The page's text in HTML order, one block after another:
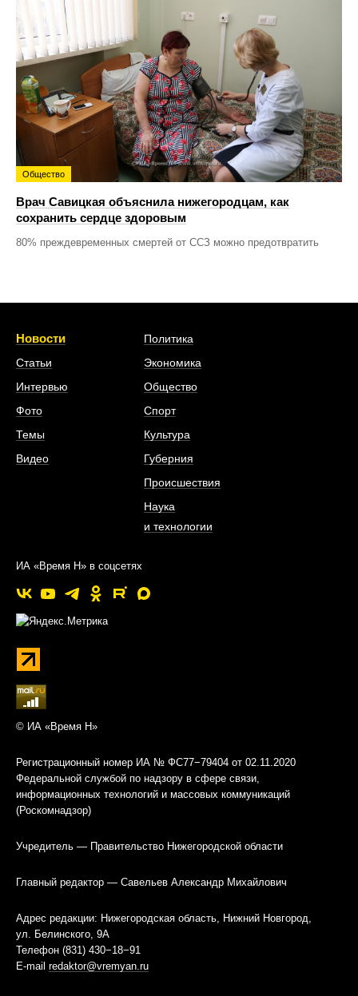
Общество
Врач Савицкая объяснила нижегородцам, как
сохранить сердце здоровым
80% преждевременных смертей от ССЗ можно предотвратить
Новости
Статьи
Интервью
Фото
Темы
Видео
Политика
Экономика
Общество
Спорт
Культура
Губерния
Происшествия
Наука
и технологии
ИА «Время Н» в соцсетях
© ИА «Время Н»
Регистрационный номер ИА № ФС77−79404 от 02.11.2020
Федеральной службой по надзору в сфере связи,
информационных технологий и массовых коммуникаций
(Роскомнадзор)
Учредитель — Правительство Нижегородской области
Главный редактор — Савельев Александр Михайлович
Адрес редакции: Нижегородская область, Нижний Новгород,
ул. Белинского, 9А
Телефон (831) 430−18−91
E-mail redaktor@vremyan.ru